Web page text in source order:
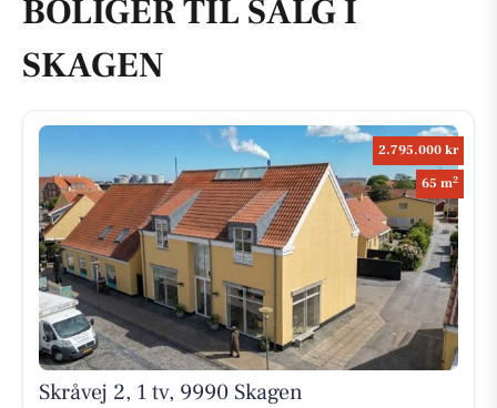
BOLIGER TIL SALG I
SKAGEN
2.795.000 kr
65 m2
Skråvej 2, 1 tv, 9990 Skagen